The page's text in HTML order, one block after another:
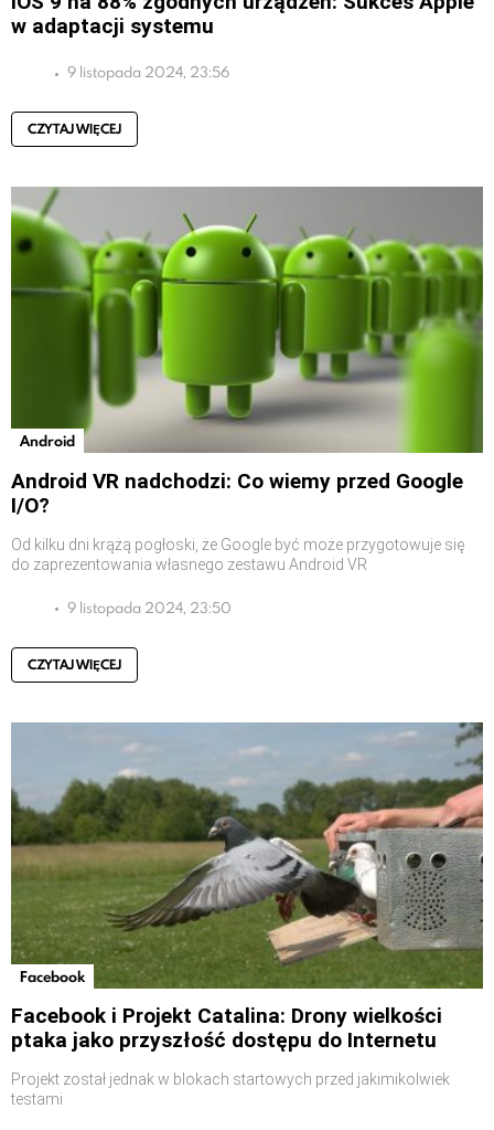
w adaptacji systemu
9 listopada 2024, 23:56
CZYTAJ WIĘCEJ
Android
Android VR nadchodzi: Co wiemy przed Google
I/O?
Od kilku dni krążą pogłoski, że Google być może przygotowuje się
do zaprezentowania własnego zestawu Android VR
9 listopada 2024, 23:50
CZYTAJ WIĘCEJ
Facebook
Facebook i Projekt Catalina: Drony wielkości
ptaka jako przyszłość dostępu do Internetu
Projekt został jednak w blokach startowych przed jakimikolwiek
testami